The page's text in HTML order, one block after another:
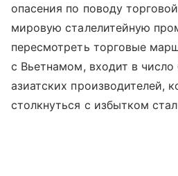
опасения по поводу
мировую сталелитейную
пересмотреть торговые
с Вьетнамом, входит в
азиатских производителей,
столкнуться с избытком